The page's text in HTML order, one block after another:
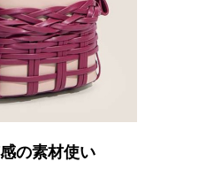
の素材使い